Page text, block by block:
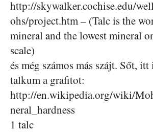
http://skywalker.cochise.edu/
ohs/project.htm – (Talc is the
mineral and the lowest mineral
scale)
és még számos más szájt. Sőt,
talkum a grafitot:
http://en.wikipedia.org/wiki/
neral_hardness
1 talc